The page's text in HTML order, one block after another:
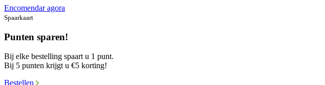
Encomendar agora
Spaarkaart
Punten sparen!
Bij elke bestelling spaart u 1 punt.
Bij 5 punten krijgt u €5 korting!
Bestellen